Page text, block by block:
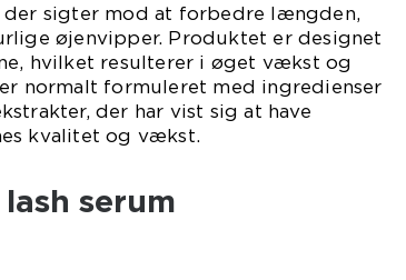
der sigter mod at forbedre længden,
øjenvipper. Produktet er designet
hvilket resulterer i øget vækst og
normalt formuleret med ingredienser
der har vist sig at have
kvalitet og vækst.
serum